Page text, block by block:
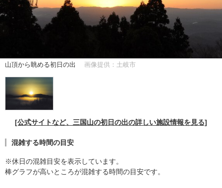
山頂から眺める初日の出 画像提供：土岐市
[公式サイトなど、三国山の初日の出の詳しい施設情報を見る]
混雑する時間の目安
※休日の混雑目安を表示しています。
棒グラフが高いところが混雑する時間の目安です。